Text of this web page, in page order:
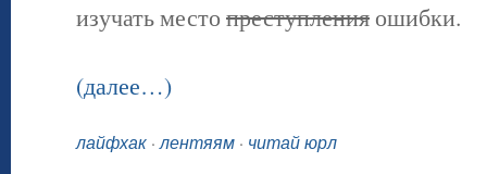
изучать место преступления ошибки.
(далее…)
лайфхак · лентяям · читай юрл